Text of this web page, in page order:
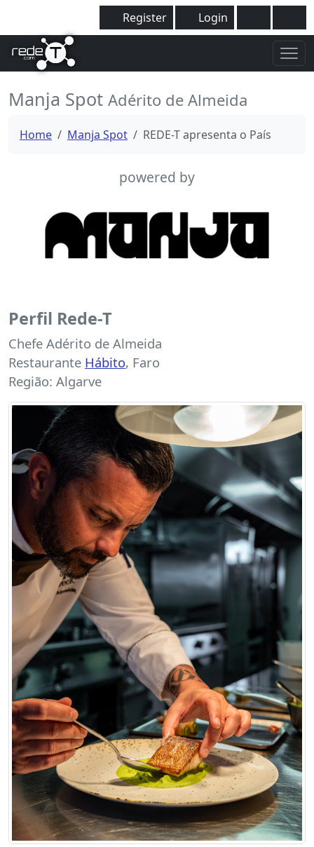
Register Login
Manja Spot Adérito de Almeida
Home Manja Spot REDE-T apresenta o País
powered by
Perfil Rede-T
Chefe Adérito de Almeida
Restaurante Hábito, Faro
Região: Algarve